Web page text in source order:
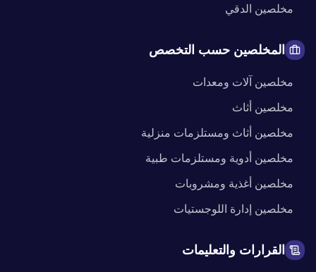
مخلصين الدقي
المخلصين حسب التخصص
مخلصين آلات ومعدات
مخلصين أثاث
مخلصين أثاث ومستلزمات منزلية
مخلصين أدوية ومستلزمات طبية
مخلصين أغذية ومشروبات
مخلصين إدارة اللوجستيات
القرارات والتعليمات